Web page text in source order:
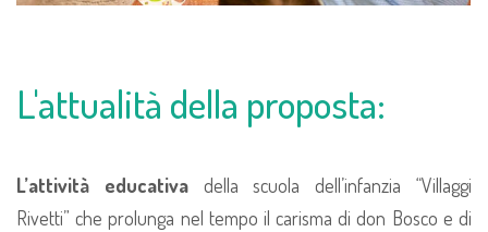
L'attualità della proposta:
L’attività educativadella scuola dell’infanzia “Villaggi
Rivetti” che prolunga nel tempo il carisma di don Bosco e di